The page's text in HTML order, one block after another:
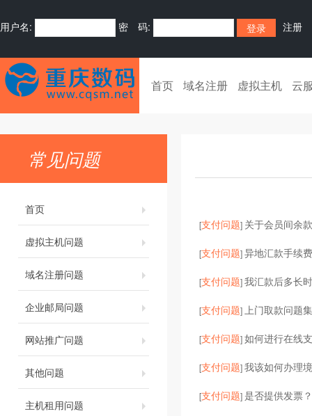
用户名: 密 码: 注册
首页 域名注册 虚拟主机 云
常见问题
首页
虚拟主机问题
域名注册问题
企业邮局问题
网站推广问题
其他问题
主机租用问题
[支付问题] 关于会员间余
[支付问题]异地汇款手续
[支付问题]我汇款后多长
[支付问题]上门取款问题
[支付问题]如何进行在线
[支付问题]我该如何办理
[支付问题]是否提供发票